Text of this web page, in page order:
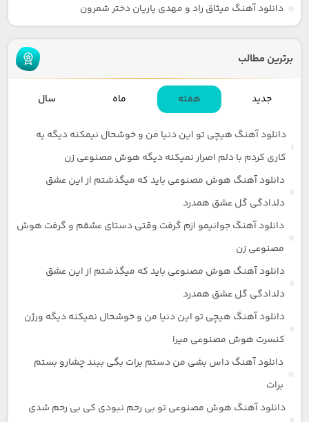
دانلود آهنگ میثاق راد و مهدی یاریان دختر شمرون
برترین مطالب
جدید هفته ماه سال
دانلود آهنگ هیچی تو این دنیا من و خوشحال نیمکنه دیگه یه
کاری کردم با دلم اصرار نمیکنه دیگه هوش مصنوعی زن
دانلود آهنگ هوش مصنوعی باید که میگذشتم از این عشق
دلدادگی گل عشق همدرد
دانلود آهنگ جوانیمو ازم گرفت وقتی دستای عشقم و گرفت هوش
مصنوعی زن
دانلود آهنگ هوش مصنوعی باید که میگذشتم از این عشق
دلدادگی گل عشق همدرد
دانلود آهنگ هیچی تو این دنیا من و خوشحال نمیکنه دیگه ورژن
کنسرت هوش مصنوعی میرا
دانلود آهنگ داس بشی من دستم برات بگی ببند چشارو بستم
برات
دانلود آهنگ هوش مصنوعی تو بی رحم نبودی کی بی رحم شدی